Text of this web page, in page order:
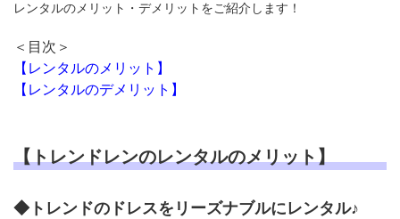
レンタルのメリット・デメリットをご紹介します！
＜目次＞
【レンタルのメリット】
【レンタルのデメリット】
【トレンドレンのレンタルのメリット】
◆トレンドのドレスをリーズナブルにレンタル♪